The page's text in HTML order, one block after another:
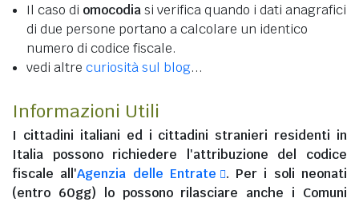
Il caso di omocodiasi verifica quando i dati anagrafici
di due persone portano a calcolare un identico
numero di codice fiscale.
vedi altre curiosità sul blog...
Informazioni Utili
I cittadini italiani ed i cittadini stranieri residenti in
Italia possono richiedere l'attribuzione del codice
fiscale all'Agenzia delle Entrate
. Per i soli neonati
(entro 60gg) lo possono rilasciare anche i Comuni